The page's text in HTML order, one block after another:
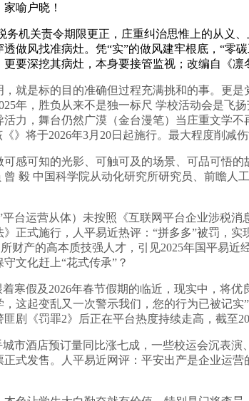
喻户晓！
关责令期限更正，庄重纠治思惟上的从义、
做风找准病灶。凭“实”的做风建牢根底，“
要深挖其病灶，本身要接管监视；改编自《凛
是标的目的准确但过程充满挑和的事。更是
年，胜负从来不是独一标尺 学校活动会是
力，舞台仍然广漠（金台漫笔）当庄重文学
》将于2026年3月20日起施行。最大程度削减
可知的光影、可触可及的场景、可品可悟的
曾 毅 中国科学院从动化研究所研究员、前瞻
运营从体）未按照《互联网平台企业涉税消
正式施行，人平易近热评：“拼多多”被罚，
财产的高本质技强人才，引见2025年国平易
文化赶上“花式传承”？
假及2026年春节假期的临近，现实中，将优
这起变乱又一次警示我们，您的行为已被记
剧《罚罪2》后正在平台热度持续走高，截至
酒店预订量同比涨七成，一些校运会沉表演
式发售。人平易近网评：平安出产是企业运